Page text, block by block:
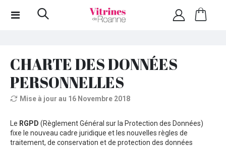
CHARTE DES DONNÉES
PERSONNELLES
Mise à jour au 16 Novembre 2018
Le RGPD (Règlement Général sur la Protection des Données)
fixe le nouveau cadre juridique et les nouvelles règles de
traitement, de conservation et de protection des données